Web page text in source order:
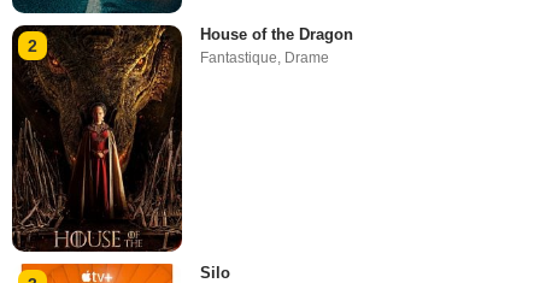
2
House of the Dragon
Fantastique Drame
Silo